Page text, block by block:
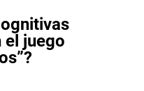
el juego